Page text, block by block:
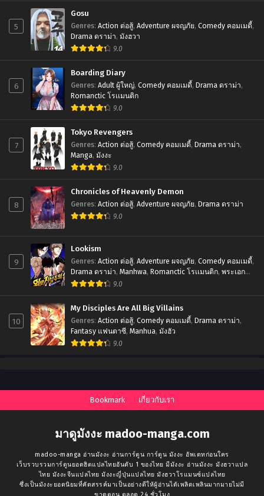
5
Gosu
Genres: Action ต่อสู้, Adventure ผจญภัย, Comedy คอมเมดี้,
Drama ดราม่า, มังฮวา
9.0
6
Boarding Diary
Genres: Adult ผู้ใหญ่, Comedy คอมเมดี้, Drama ดราม่า,
Romanctic โรเเมนติก
9.0
7
Tokyo Revengers
Genres: Action ต่อสู้, Comedy คอมเมดี้, Drama ดราม่า,
Manga, มังงะ
9.0
8
Chronicles of Heavenly Demon
Genres: Action ต่อสู้, Adventure ผจญภัย, Drama ดราม่า
9.0
9
Lookism
Genres: Action ต่อสู้, Adventure ผจญภัย, Comedy คอมเมดี้,
Drama ดราม่า, Manhwa, Romanctic โรเเมนติก, พระเอก
เทพ,มังฮวา 9.0
10
My Disciples Are All Big Villains
Genres: Action ต่อสู้, Comedy คอมเมดี้, Drama ดราม่า,
Fantasy แฟนตาซี, Manhua, มังฮัว
9.0
Bookmark เกี่ยวกับเรา
มาดูมังงะ madoo-manga.com
madoo-manga อ่านมังงะ อ่านการ์ตูน การ์ตูน มังงะ อัพเดทก่อนใคร
เว็บรวบรวมการ์ตูนยอดฮิตแปลไทยอันดับ 1 ของไทย มีมังงะ อ่านมังงะ มังฮวาแปล
ไทย มังงะจีนแปลไทย มังงะญี่ปุ่นแปลไทย มังฮวาโรแมนซ์แปลไทย
ซึ่งเป็นมังงะยอดนิยมที่คัดสรรค์มาเป็นอย่างดีให้ผู้อ่านได้เพลิดเพลินมากมายไม่มี